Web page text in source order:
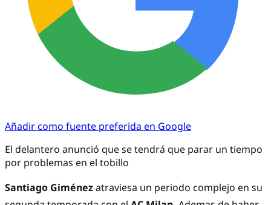
Añadir como fuente preferida en Google
El delantero anunció que se tendrá que parar un tiempo
por problemas en el tobillo
Santiago Giménezatraviesa un periodo complejo en su